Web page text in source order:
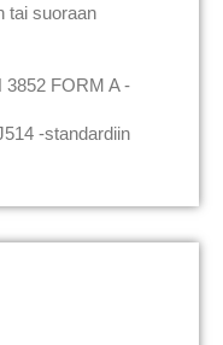
tai suoraan
FORM A -
-standardiin